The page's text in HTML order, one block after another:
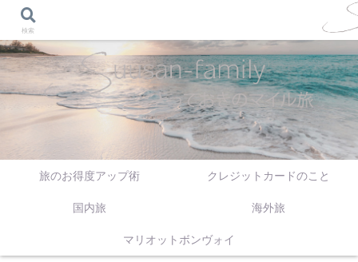
旅のお得度アップ術 クレジットカードのこと
国内旅 海外旅
マリオットボンヴォイ
検索